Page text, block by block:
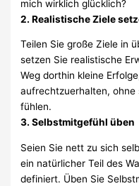
mich wirklich glücklich?
2. Realistische Ziele
Teilen Sie große Ziele in
setzen Sie realistische
Weg dorthin kleine
aufrechtzuerhalten, ohne
fühlen.
3. Selbstmitgefühl üben
Seien Sie nett zu sich
ein natürlicher Teil des
definiert. Üben Sie